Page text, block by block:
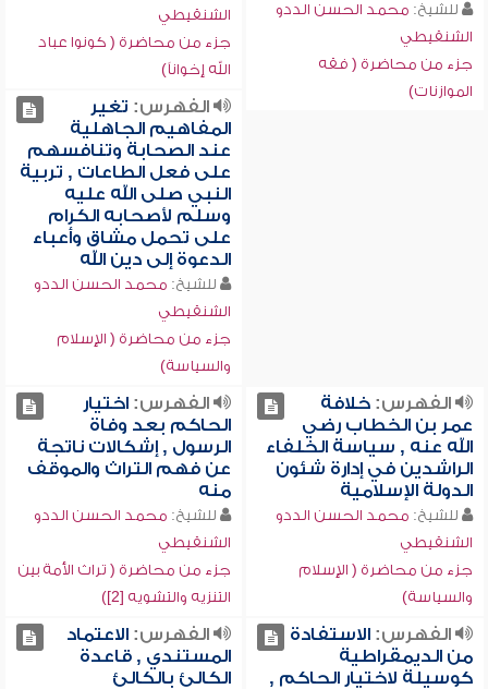
للشيخ: محمد الحسن الددو
الشنقيطي
جزء من محاضرة ( فقه
الموازنات)
الشنقيطي
جزء من محاضرة ( كونوا عباد
الله إخواناً)
الفهرس: تغير
المفاهيم الجاهلية
عند الصحابة وتنافسهم
على فعل الطاعات , تربية
النبي صلى الله عليه
وسلم لأصحابه الكرام
على تحمل مشاق وأعباء
الدعوة إلى دين الله
للشيخ: محمد الحسن الددو
الشنقيطي
جزء من محاضرة ( الإسلام
والسياسة)
الفهرس:خلافة
عمر بن الخطاب رضي
الله عنه , سياسة الخلفاء
الراشدين في إدارة شئون
الدولة الإسلامية
للشيخ: محمد الحسن الددو
الشنقيطي
جزء من محاضرة ( الإسلام
والسياسة)
الفهرس:اختيار
الحاكم بعد وفاة
الرسول , إشكالات ناتجة
عن فهم التراث والموقف
منه
للشيخ: محمد الحسن الددو
الشنقيطي
جزء من محاضرة ( تراث الأمة بين
التنزيه والتشويه [2])
الفهرس:الاستفادة
من الديمقراطية
كوسيلة لاختيار الحاكم ,
الفهرس:الاعتماد
المستندي , قاعدة
الكالئ بالكالئ